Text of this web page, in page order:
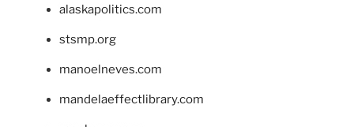
alaskapolitics.com
stsmp.org
manoelneves.com
mandelaeffectlibrary.com